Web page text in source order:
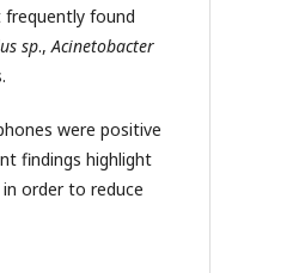
frequently found
sp.,Acinetobacter
were positive
findings highlight
order to reduce